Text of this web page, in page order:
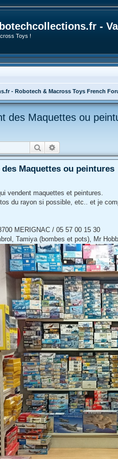
-
Toys !
- Robotech & Macross Toys French
des Maquettes ou
Rechercher
Maquettes ou peintures
vendent maquettes et peintures.
du rayon si possible, etc.. et je
MERIGNAC / 05 57 00 15 30
Tamiya (bombes et pots), Mr